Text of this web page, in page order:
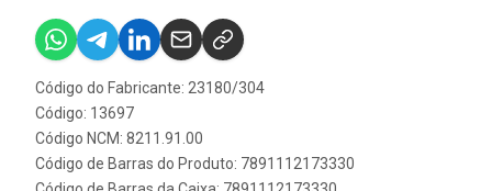
Código do Fabricante: 23180/304
Código: 13697
Código NCM: 8211.91.00
Código de Barras do Produto: 7891112173330